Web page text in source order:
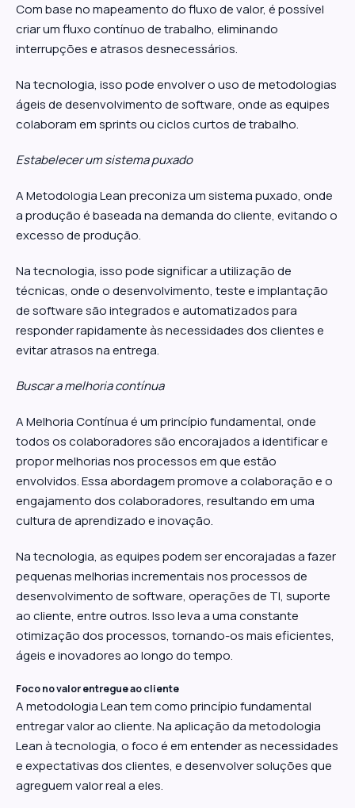
Com base no mapeamento do fluxo de valor, é possível
criar um fluxo contínuo de trabalho, eliminando
interrupções e atrasos desnecessários.
Na tecnologia, isso pode envolver o uso de metodologias
ágeis de desenvolvimento de software, onde as equipes
colaboram em sprints ou ciclos curtos de trabalho.
Estabelecer um sistema puxado
A Metodologia Lean preconiza um sistema puxado, onde
a produção é baseada na demanda do cliente, evitando o
excesso de produção.
Na tecnologia, isso pode significar a utilização de
técnicas, onde o desenvolvimento, teste e implantação
de software são integrados e automatizados para
responder rapidamente às necessidades dos clientes e
evitar atrasos na entrega.
Buscar a melhoria contínua
A Melhoria Contínua é um princípio fundamental, onde
todos os colaboradores são encorajados a identificar e
propor melhorias nos processos em que estão
envolvidos. Essa abordagem promove a colaboração e o
engajamento dos colaboradores, resultando em uma
cultura de aprendizado e inovação.
Na tecnologia, as equipes podem ser encorajadas a fazer
pequenas melhorias incrementais nos processos de
desenvolvimento de software, operações de TI, suporte
ao cliente, entre outros. Isso leva a uma constante
otimização dos processos, tornando-os mais eficientes,
ágeis e inovadores ao longo do tempo.
Foco no valor entregue ao cliente
A metodologia Lean tem como princípio fundamental
entregar valor ao cliente. Na aplicação da metodologia
Lean à tecnologia, o foco é em entender as necessidades
e expectativas dos clientes, e desenvolver soluções que
agreguem valor real a eles.